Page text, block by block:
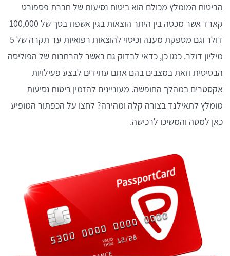
הביטוח המומלץ מכולם הוא ביטוח נסיעות של חברת פספורט
קארד אשר מכסה בין היתר הוצאות בגין אשפוז בסך של 100,000
דולר וגם מספקת מענה וכיסוי להוצאות רפואיות עד תקרה של 5
מיליון דולר. כמו כן, כדאי לבדוק גם באשר להרחבות של הפוליסה
הבסיסית וזאת במצבים בהם אתם עתידים לבצע פעילויות
אקסטרים במהלך החופשה. מעוניינים להזמין ביטוח נסיעות
מומלץ לתאילנד בצורה קלה ומהירה? לחצו על הכפתור המופיע
כאן למטה והמשיכו לרכישה.